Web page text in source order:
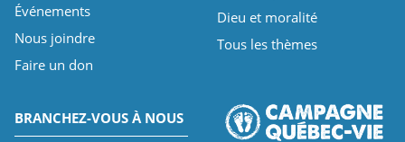
Événements
Nous joindre
Faire un don
Dieu et moralité
Tous les thèmes
BRANCHEZ-VOUS À NOUS